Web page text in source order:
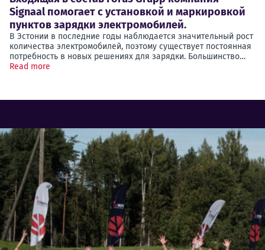
Signaal помогает с установкой и маркировкой
пунктов зарядки электромобилей.
В Эстонии в последние годы наблюдается значительный рост
количества электромобилей, поэтому существует постоянная
потребность в новых решениях для зарядки. Большинство…
Read more